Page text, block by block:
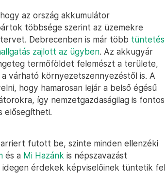
az ország akkumulátor
többsége szerint az üzemekre
Debrecenben is már több tüntetés
zajlott az ügyben. Az akkugyár
termőföldet felemészt a területe,
várható környezetszennyezéstől is. A
hogy hamarosan lejár a belső égésű
így nemzetgazdaságilag is fontos
elősegítheti.
futott be, szinte minden ellenzéki
és a Mi Hazánk is népszavazást
érdekek képviselőinek tüntetik fel